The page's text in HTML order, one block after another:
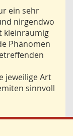
ein sehr
nirgendwo
kleinräumig
Phänomen
jeweilige Art
sinnvoll